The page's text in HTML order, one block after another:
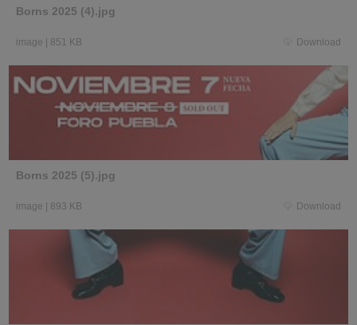
Borns 2025 (4).jpg
image | 851 KB Download
Borns 2025 (5).jpg
image | 893 KB Download